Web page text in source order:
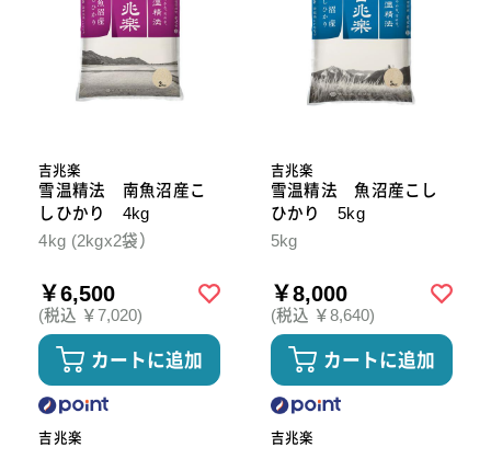
吉兆楽
雪温精法 南魚沼産こ
しひかり 4kg
4kg (2kgx2袋）
￥6,500
(税込 ￥7,020)
カートに追加
吉兆楽
吉兆楽
雪温精法 魚沼産こし
ひかり 5kg
5kg
￥8,000
(税込 ￥8,640)
カートに追加
吉兆楽